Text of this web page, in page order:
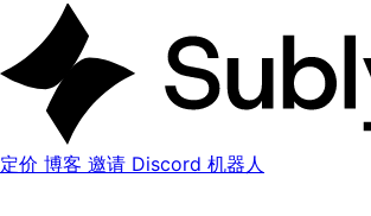
定价 博客 邀请 Discord 机器人